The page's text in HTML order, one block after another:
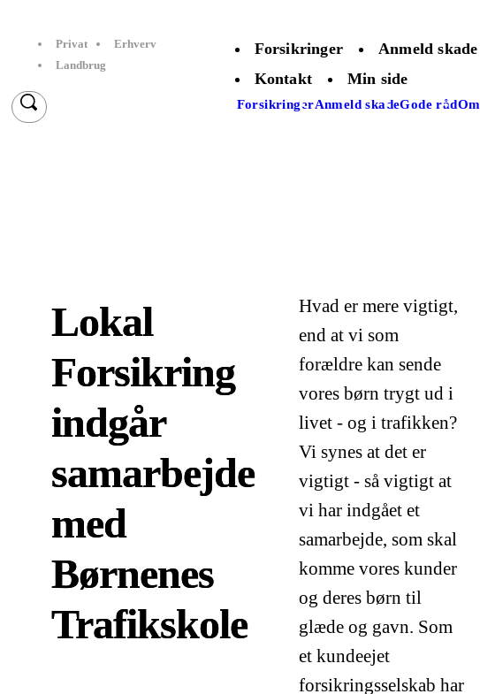
Privat
Erhverv
Landbrug
Forsikringer Anmeld skade
Kontakt
Min side
ForsikringerAnmeld skadeGode råd
Lokal
Forsikring
indgår
samarbejde
med
Børnenes
Trafikskole
Hvad er mere vigtigt,
end at vi som
forældre kan sende
vores børn trygt ud i
livet - og i trafikken?
Vi synes at det er
vigtigt - så vigtigt at
vi har indgået et
samarbejde, som skal
komme vores kunder
og deres børn til
glæde og gavn. Som
et kundeejet
forsikringsselskab har